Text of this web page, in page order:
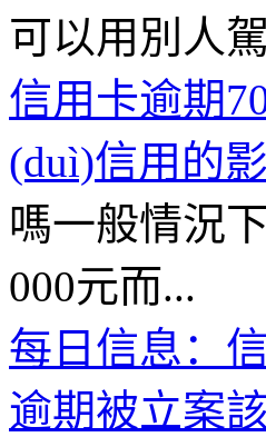
可以用別人
信用卡逾期
(duì)信用的
嗎一般情況
000元而...
每日信息：
逾期被立案